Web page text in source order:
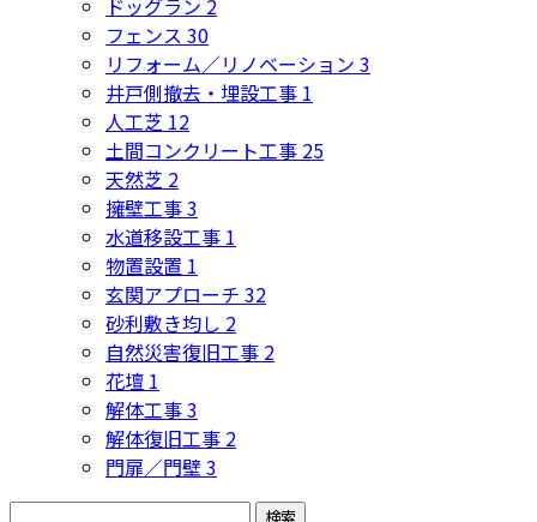
ドッグラン 2
フェンス 30
リフォーム／リノベーション 3
井戸側撤去・埋設工事 1
人工芝 12
土間コンクリート工事 25
天然芝 2
擁壁工事3
水道移設工事 1
物置設置 1
玄関アプローチ 32
砂利敷き均し 2
自然災害復旧工事 2
花壇 1
解体工事3
解体復旧工事 2
門扉／門壁3